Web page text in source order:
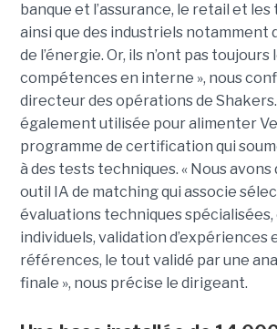
banque et l’assurance, le retail et
ainsi que des industriels notamment
de l’énergie. Or, ils n’ont pas toujours
compétences en interne », nous
directeur des opérations de Shakers.
également utilisée pour alimenter
programme de certification qui
à des tests techniques. « Nous
outil IA de matching qui associe
évaluations techniques
individuels, validation d’expériences
références, le tout validé par une
finale », nous précise le dirigeant.